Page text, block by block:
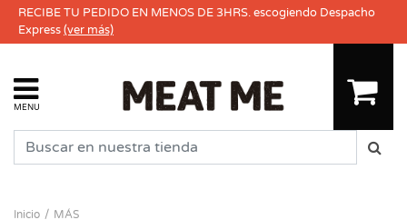
RECIBE TU PEDIDO EN MENOS DE 3HRS. escogiendo Despacho
Express(ver más)
MENU
Inicio MÁS